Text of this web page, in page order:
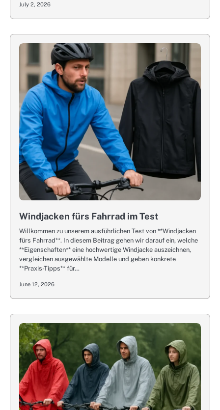
July 2, 2026
Windjacken fürs Fahrrad im Test
Willkommen zu unserem ausführlichen Test von **Windjacken
fürs Fahrrad**. In diesem Beitrag gehen wir darauf ein, welche
**Eigenschaften** eine hochwertige Windjacke auszeichnen,
vergleichen ausgewählte Modelle und geben konkrete
**Praxis-Tipps** für…
June 12, 2026